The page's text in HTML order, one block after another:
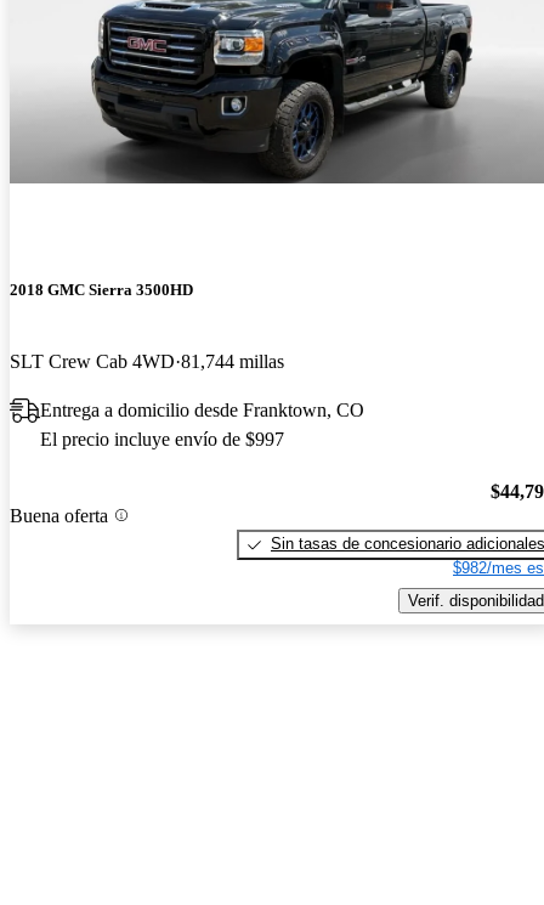
2018 GMC Sierra 3500HD
SLT Crew Cab 4WD 81,744 millas
Entrega a domicilio desde Franktown, CO
El precio incluye envío de $997
Buena oferta
Sin tasas de concesionario adicionales
$982/mes
Verif. disponibilidad